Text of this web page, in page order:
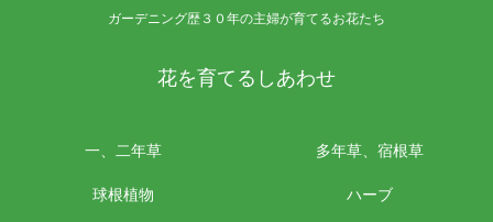
ガーデニング歴３０年の主婦が育てるお花たち
花を育てるしあわせ
一、二年草 多年草、宿根草
球根植物 ハーブ